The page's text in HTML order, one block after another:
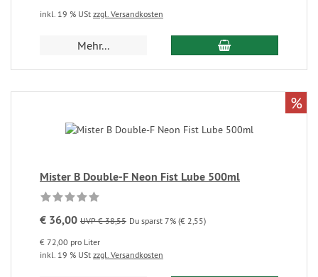
inkl. 19 % USt zzgl. Versandkosten
Mehr...
Mister B Double-F Neon Fist Lube 500ml
€ 36,00 UVP € 38,55 Du sparst 7% (€ 2,55)
€ 72,00 pro Liter
inkl. 19 % USt zzgl. Versandkosten
%